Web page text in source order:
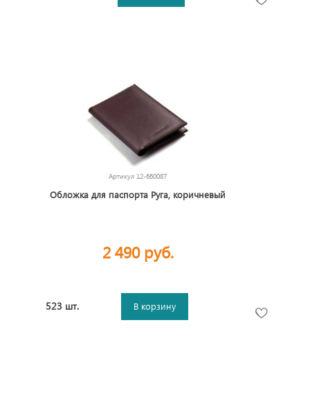
Артикул 12-660087
Обложка для паспорта Руга, коричневый
2 490 руб.
523 шт. В корзину